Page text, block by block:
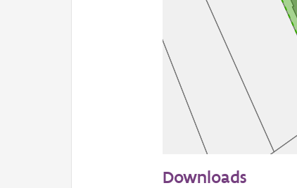
Informatie Vlaanderen
Downloads